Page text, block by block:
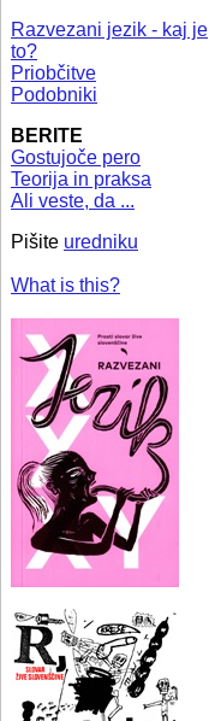
Razvezani jezik - kaj je
to?
Priobčitve
Podobniki
BERITE
Gostujoče pero
Teorija in praksa
Ali veste, da ...
Pišite uredniku
What is this?